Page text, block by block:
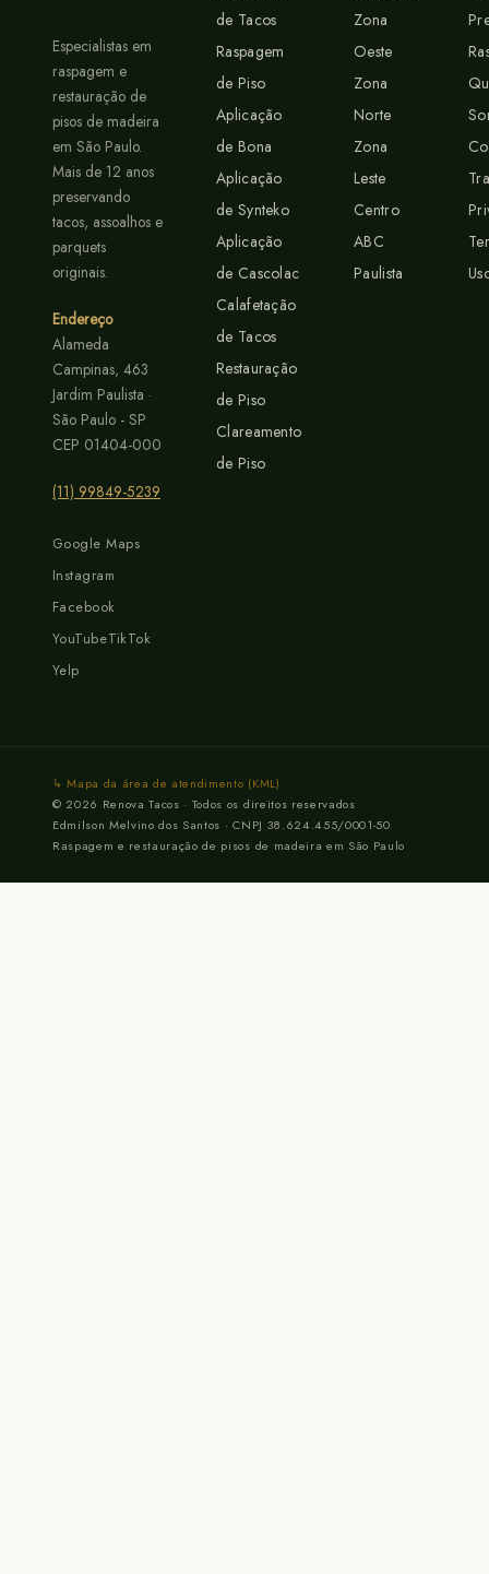
Especialistas em
raspagem e
restauração de
pisos de madeira
em São Paulo.
Mais de 12 anos
preservando
tacos, assoalhos e
parquets
originais.
Endereço
Alameda
Campinas, 463
Jardim Paulista ·
São Paulo - SP
CEP 01404-000
(11) 99849-5239
Google Maps
Instagram
Facebook
YouTubeTikTok
Yelp
de Tacos
Raspagem
de Piso
Aplicação
de Bona
Aplicação
de Synteko
Aplicação
de Cascolac
Calafetação
de Tacos
Restauração
de Piso
Clareamento
de Piso
Zona
Oeste
Zona
Norte
Zona
Leste
Centro
ABC
Paulista
↳ Mapa da área de atendimento (KML)
© 2026 Renova Tacos · Todos os direitos reservados
Edmilson Melvino dos Santos · CNPJ 38.624.455/0001-50
Raspagem e restauração de pisos de madeira em São Paulo